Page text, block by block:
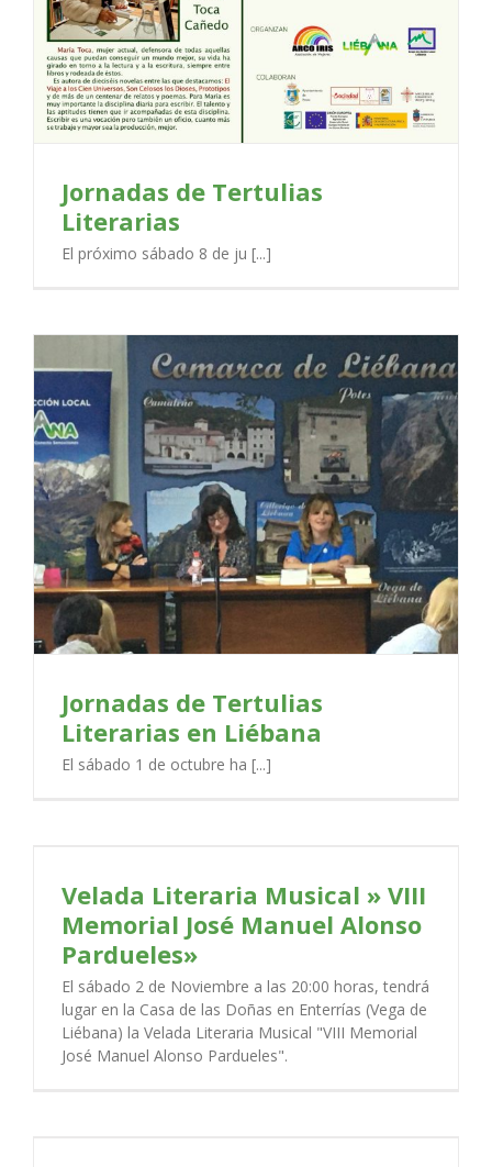
Jornadas de Tertulias
Literarias
El próximo sábado 8 de ju [...]
Jornadas de Tertulias
Literarias en Liébana
El sábado 1 de octubre ha [...]
Velada Literaria Musical » VIII
Memorial José Manuel Alonso
Pardueles»
El sábado 2 de Noviembre a las 20:00 horas, tendrá
lugar en la Casa de las Doñas en Enterrías (Vega de
Liébana) la Velada Literaria Musical "VIII Memorial
José Manuel Alonso Pardueles".